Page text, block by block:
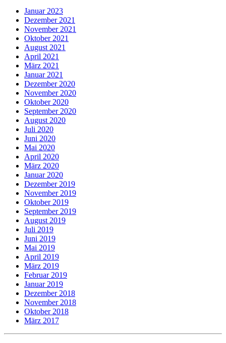
Januar 2023
Dezember 2021
November 2021
Oktober 2021
August 2021
April 2021
März 2021
Januar 2021
Dezember 2020
November 2020
Oktober 2020
September 2020
August 2020
Juli 2020
Juni 2020
Mai 2020
April 2020
März 2020
Januar 2020
Dezember 2019
November 2019
Oktober 2019
September 2019
August 2019
Juli 2019
Juni 2019
Mai 2019
April 2019
März 2019
Februar 2019
Januar 2019
Dezember 2018
November 2018
Oktober 2018
März 2017